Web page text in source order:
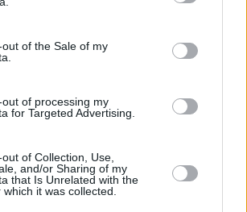
to Google and its third-party tags to
specified purposes in below Google
of the Sale of my
of processing my
for Targeted Advertising.
of Collection, Use,
and/or Sharing of my
that Is Unrelated with the
it was collected.